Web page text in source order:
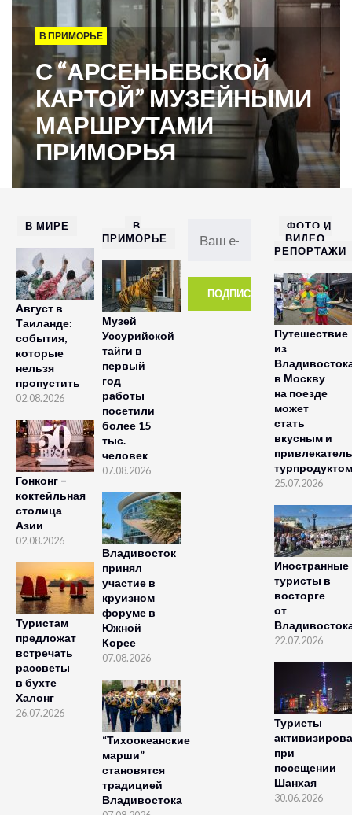
В ПРИМОРЬЕ
С “АРСЕНЬЕВСКОЙ
КАРТОЙ” МУЗЕЙНЫМИ
МАРШРУТАМИ
ПРИМОРЬЯ
В МИРЕ
Август в
Таиланде:
события,
которые
нельзя
пропустить
02.08.2026
Гонконг –
коктейльная
столица
Азии
02.08.2026
Туристам
предложат
встречать
рассветы
в бухте
Халонг
26.07.2026
В
ПРИМОРЬЕ
Музей
Уссурийской
тайги в
первый
год
работы
посетили
более 15
тыс.
человек
07.08.2026
Владивосток
принял
участие в
круизном
форуме в
Южной
Корее
07.08.2026
“Тихоокеанские
марши”
становятся
традицией
Владивостока
ФОТО И
ВИДЕО
РЕПОРТАЖИ
Путешествие
из
в Москву
на поезде
может
стать
вкусным и
турпродуктом
25.07.2026
Иностранные
туристы в
восторге
от
22.07.2026
Туристы
при
посещении
Шанхая
30.06.2026